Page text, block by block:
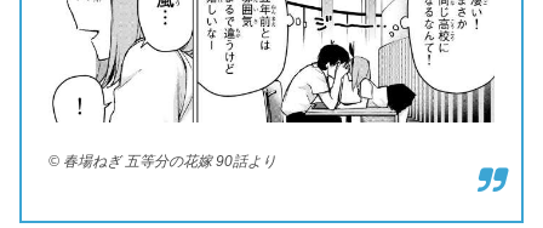
© 春場ねぎ 五等分の花嫁 90話より